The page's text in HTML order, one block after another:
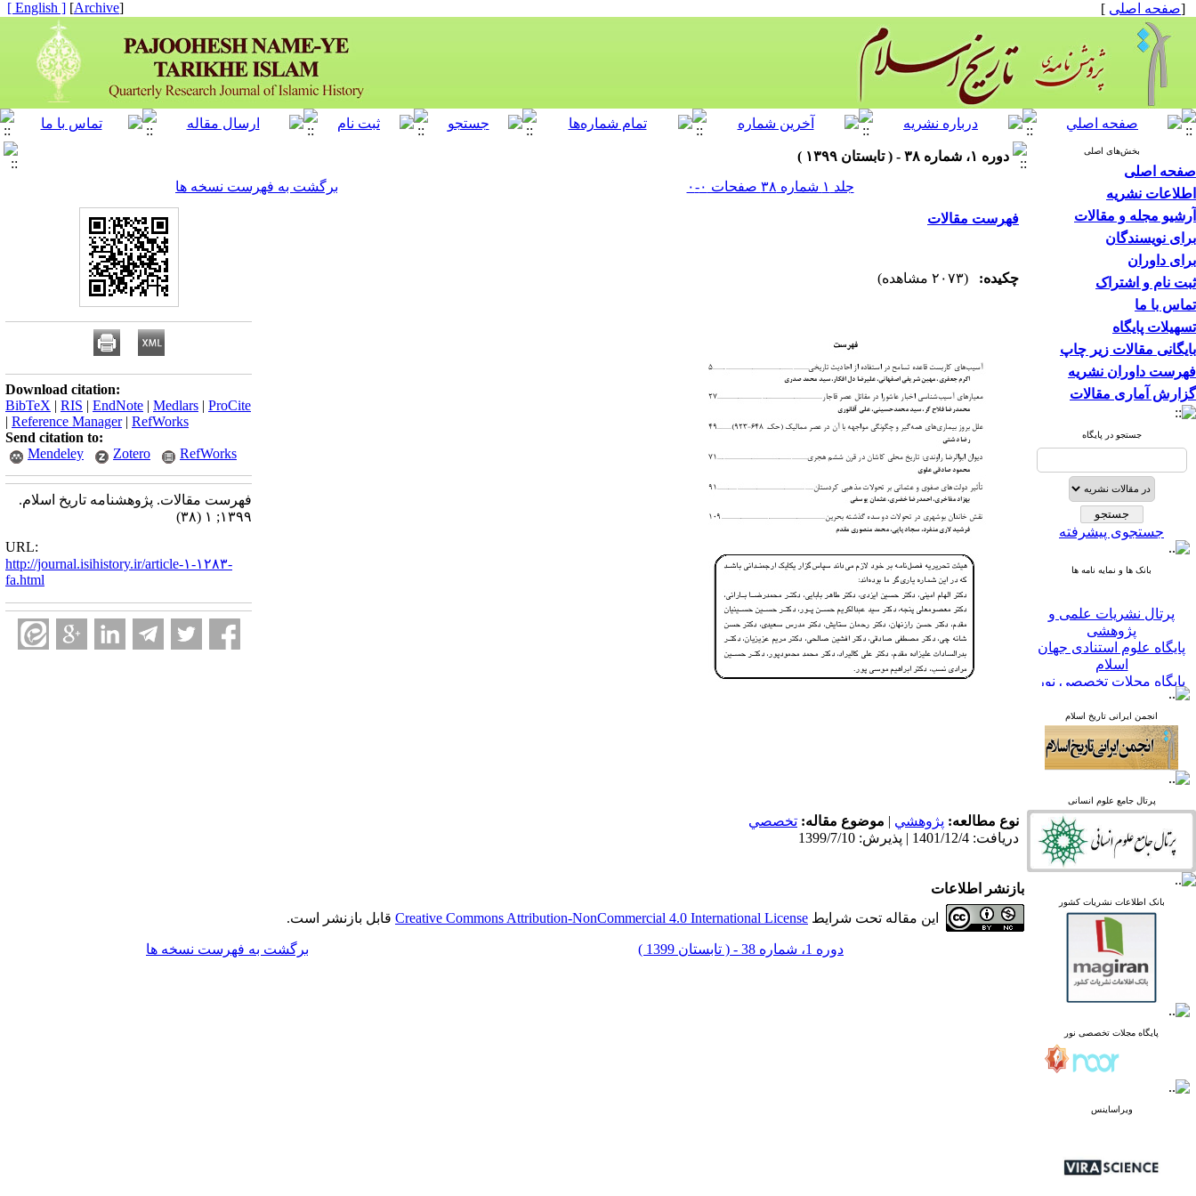
[صفحه اصلی ]
[
Archive
]
[ English ]
بخش‌های اصلی
صفحه اصلی
اطلاعات نشریه
آرشیو مجله و مقالات
برای نویسندگان
برای داوران
ثبت نام و اشتراک
تماس با ما
تسهیلات پایگاه
بایگانی مقالات زیر چاپ
فهرست داوران نشریه
گزارش آماری مقالات
جستجو در پایگاه
جستجوی پیشرفته
بانک ها و نمایه نامه ها
پرتال نشریات علمی و
پژوهشی
پایگاه علوم استنادی جهان
اسلام
پایگاه مجلات تخصصی نور
پایگاه مرکز اطلاعات جهاد
دانشگاهی
پرتال جامع علوم انسانی
بانک اطلاعات نشریات
کشور
linked in
پرتال نشریات علمی و
پژوهشی
پایگاه علوم استنادی جهان
اسلام
پایگاه مجلات تخصصی نور
پایگاه مرکز اطلاعات جهاد
دانشگاهی
پرتال جامع علوم انسانی
بانک اطلاعات نشریات
کشور
google scholar
linked in
Academia
انجمن ایرانی تاریخ اسلام
پرتال جامع علوم انسانی
بانک اطلاعات نشریات کشور
پایگاه مجلات تخصصی نور
ویراساینس
دوره ۱، شماره ۳۸ - ( تابستان ۱۳۹۹ )
جلد ۱ شماره ۳۸ صفحات ۰-۰
برگشت به فهرست نسخه ها
فهرست مقالات
چکیده: (۲۰۷۳ مشاهده)
نوع مطالعه: پژوهشي | موضوع مقاله: تخصصي
دریافت: 1401/12/4 | پذیرش: 1399/7/10
Download citation:
BibTeX | RIS | EndNote | Medlars | ProCite
| Reference Manager| RefWorks
Send citation to:
Mendeley
Zotero RefWorks
فهرست مقالات. پژوهشنامه تاریخ اسلام.
۱۳۹۹; ۱ (۳۸)
URL:
http://journal.isihistory.ir/article-۱-۱۲۸۳-
fa.html
بازنشر اطلاعات
این مقاله تحت شرایط Creative Commons Attribution-NonCommercial 4.0 International License قابل بازنشر است.
دوره 1، شماره 38 - ( تابستان 1399 ) برگشت به فهرست نسخه ها